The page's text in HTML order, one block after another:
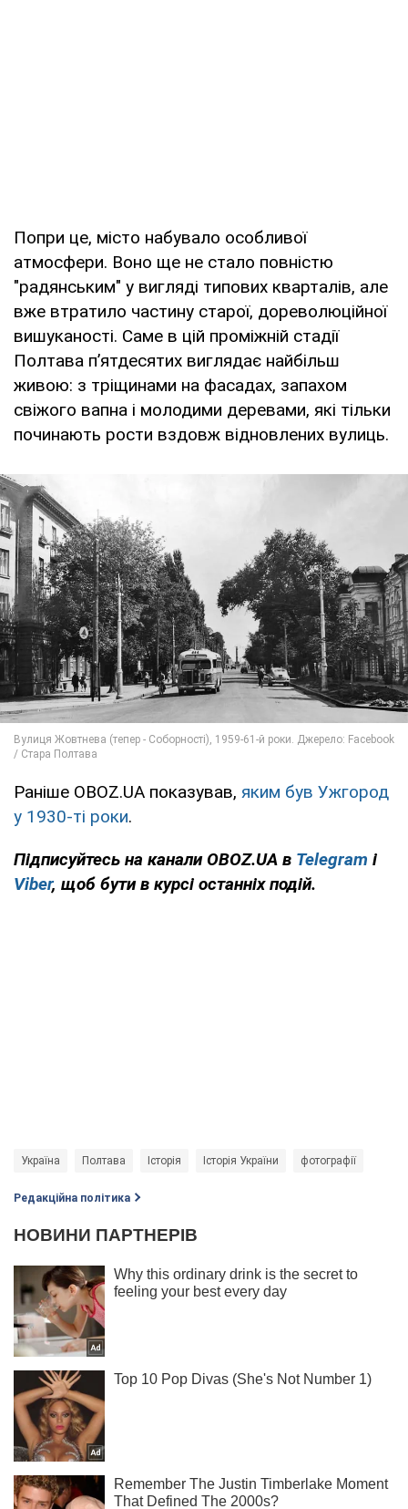
Попри це, місто набувало особливої
атмосфери. Воно ще не стало повністю
"радянським" у вигляді типових кварталів, але
вже втратило частину старої, дореволюційної
вишуканості. Саме в цій проміжній стадії
Полтава п’ятдесятих виглядає найбільш
живою: з тріщинами на фасадах, запахом
свіжого вапна і молодими деревами, які тільки
починають рости вздовж відновлених вулиць.
Раніше OBOZ.UA показував, яким був Ужгород
у 1930-ті роки.
Підписуйтесь на канали OBOZ.UA в Telegram і
Viber, щоб бути в курсі останніх подій.
Україна Полтава Історія Історія України фотографії
Редакційна політика